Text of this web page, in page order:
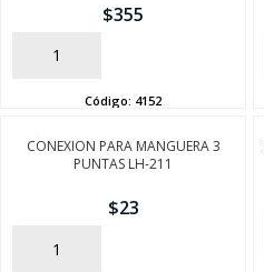
$355
AÑADIR
Código: 4152
CONEXION PARA MANGUERA 3
PUNTAS LH-211
$23
AÑADIR